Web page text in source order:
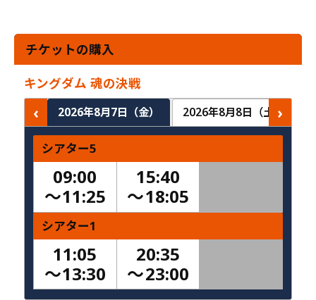
チケットの購入
キングダム 魂の決戦
‹ 2026年8月7日（金） 2026年8月8日（土）
›
シアター5
09:00
〜11:25
15:40
〜18:05
シアター1
11:05
〜13:30
20:35
〜23:00